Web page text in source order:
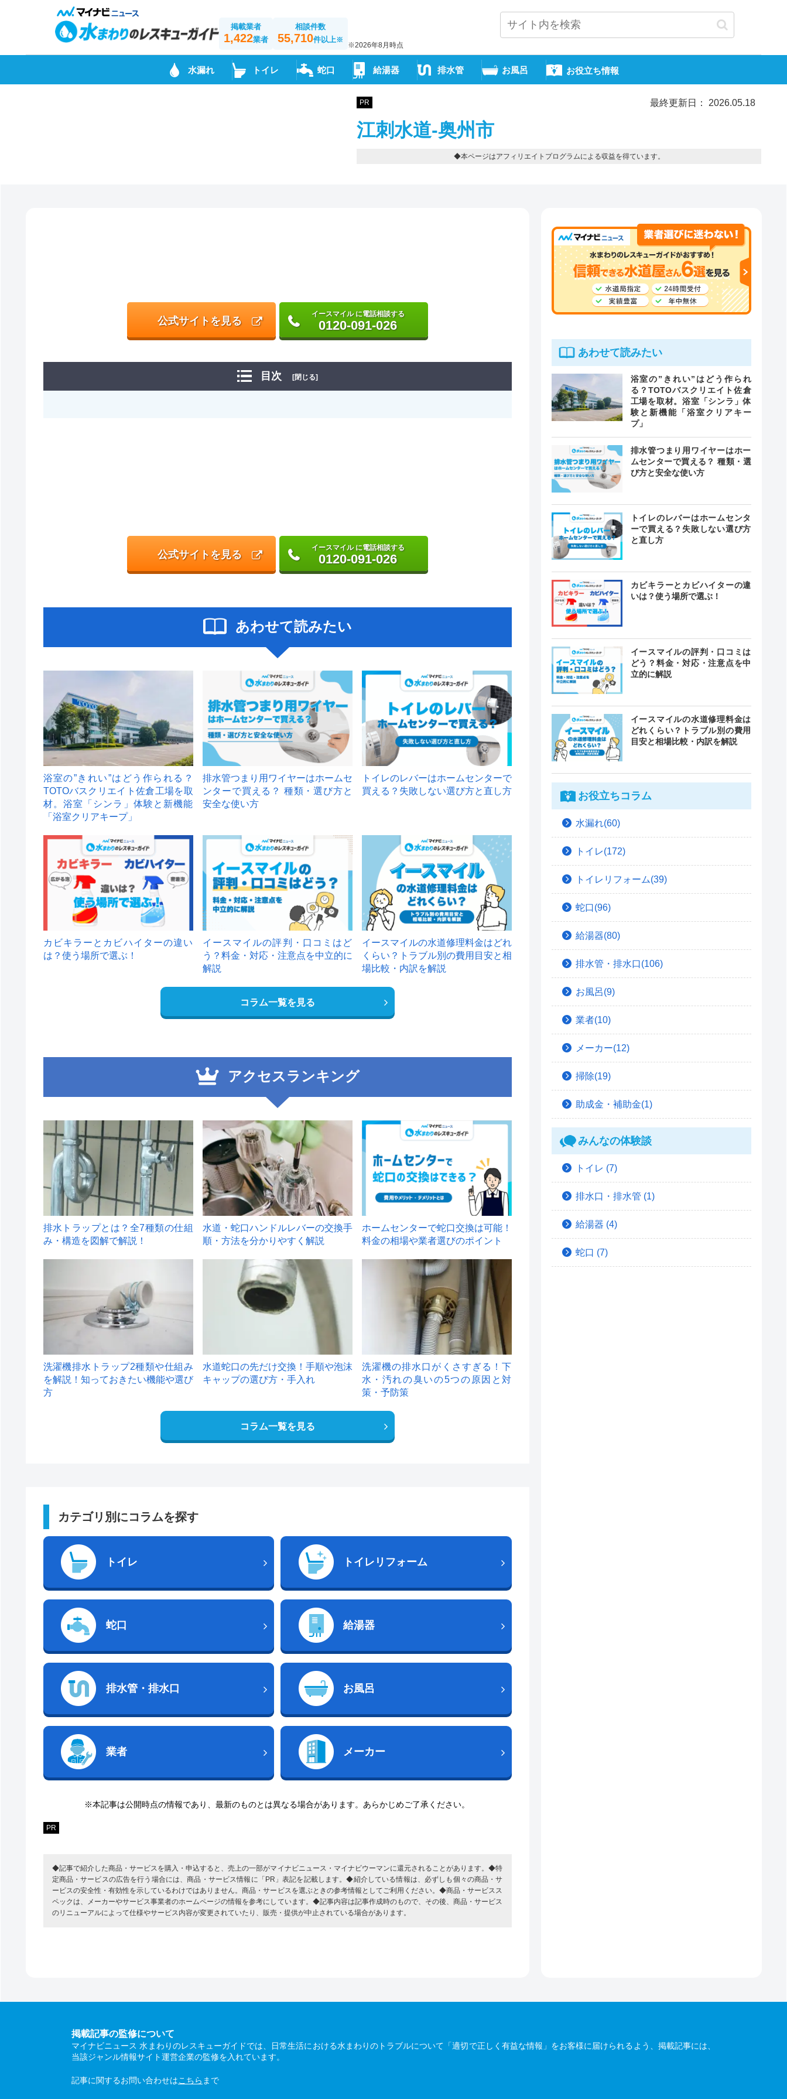
掲載業者
1,422業者
相談件数
55,710件以上※
※2026年8月時点
水漏れ トイレ 蛇口 給湯器 排水管 お風呂 お役立ち情報
PR 最終更新日： 2026.05.18
江刺水道-奥州市
◆本ページはアフィリエイトプログラムによる収益を得ています。
公式サイトを見る
イースマイル に電話相談する
0120-091-026
目次 [閉じる]
公式サイトを見る
イースマイル に電話相談する
0120-091-026
あわせて読みたい
浴室の”きれい”はどう作られる？
TOTOバスクリエイト佐倉工場を取
材。浴室「シンラ」体験と新機能
「浴室クリアキープ」
排水管つまり用ワイヤーはホームセ
ンターで買える？ 種類・選び方と
安全な使い方
トイレのレバーはホームセンターで
買える？失敗しない選び方と直し方
カビキラーとカビハイターの違い
は？使う場所で選ぶ！
イースマイルの評判・口コミはど
う？料金・対応・注意点を中立的に
解説
イースマイルの水道修理料金はどれ
くらい？トラブル別の費用目安と相
場比較・内訳を解説
コラム一覧を見る
アクセスランキング
1
排水トラップとは？全7種類の仕組
み・構造を図解で解説！
2
水道・蛇口ハンドルレバーの交換手
順・方法を分かりやすく解説
ホームセンターで蛇口交換は可能！
料金の相場や業者選びのポイント
洗濯機排水トラップ2種類や仕組み
を解説！知っておきたい機能や選び
方
水道蛇口の先だけ交換！手順や泡沫
キャップの選び方・手入れ
洗濯機の排水口がくさすぎる！下
水・汚れの臭いの5つの原因と対
策・予防策
コラム一覧を見る
カテゴリ別にコラムを探す
トイレ トイレリフォーム
蛇口 給湯器
排水管・排水口 お風呂
業者 メーカー
※本記事は公開時点の情報であり、最新のものとは異なる場合があります。あらかじめご了承ください。
PR
◆記事で紹介した商品・サービスを購入・申込すると、売上の一部がマイナビニュース・マイナビウーマンに還元されることがあります。◆特
定商品・サービスの広告を行う場合には、商品・サービス情報に「PR」表記を記載します。◆紹介している情報は、必ずしも個々の商品・サ
ービスの安全性・有効性を示しているわけではありません。商品・サービスを選ぶときの参考情報としてご利用ください。◆商品・サービスス
ペックは、メーカーやサービス事業者のホームページの情報を参考にしています。◆記事内容は記事作成時のもので、その後、商品・サービス
のリニューアルによって仕様やサービス内容が変更されていたり、販売・提供が中止されている場合があります。
あわせて読みたい
浴室の”きれい”はどう作られ
る？TOTOバスクリエイト佐倉
工場を取材。浴室「シンラ」体
験と新機能「浴室クリアキー
プ」
排水管つまり用ワイヤーはホー
ムセンターで買える？ 種類・選
び方と安全な使い方
トイレのレバーはホームセンタ
ーで買える？失敗しない選び方
と直し方
カビキラーとカビハイターの違
いは？使う場所で選ぶ！
イースマイルの評判・口コミは
どう？料金・対応・注意点を中
立的に解説
イースマイルの水道修理料金は
どれくらい？トラブル別の費用
目安と相場比較・内訳を解説
お役立ちコラム
水漏れ(60)
トイレ(172)
トイレリフォーム(39)
蛇口(96)
給湯器(80)
排水管・排水口(106)
お風呂(9)
業者(10)
メーカー(12)
掃除(19)
助成金・補助金(1)
みんなの体験談
トイレ (7)
排水口・排水管 (1)
給湯器 (4)
蛇口 (7)
掲載記事の監修について
マイナビニュース 水まわりのレスキューガイドでは、日常生活における水まわりのトラブルについて「適切で正しく有益な情報」をお客様に届けられるよう、掲載記事には、
当該ジャンル情報サイト運営企業の監修を入れています。
記事に関するお問い合わせはこちら まで